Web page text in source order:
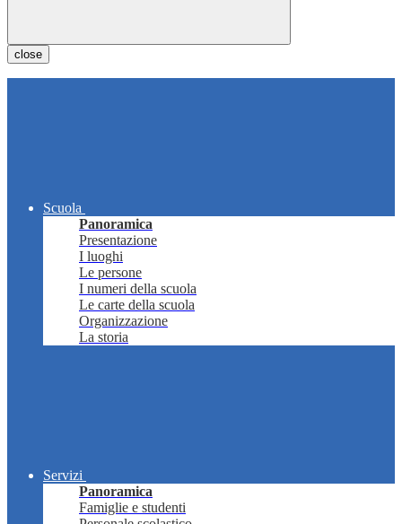
close
Scuola
Panoramica
Presentazione
I luoghi
Le persone
I numeri della scuola
Le carte della scuola
Organizzazione
La storia
Servizi
Panoramica
Famiglie e studenti